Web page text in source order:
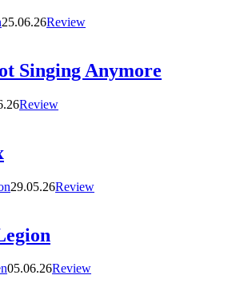
25.06.26Review
Singing Anymore
Review
29.05.26Review
05.06.26Review